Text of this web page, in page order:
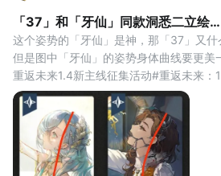
「37」和「牙仙」同款洞悉二立绘
这个姿势的「牙仙」是神，那「37」又什
但是图中「牙仙」的姿势身体曲线要更
重返未来1.4新主线征集活动#重返未来
分享